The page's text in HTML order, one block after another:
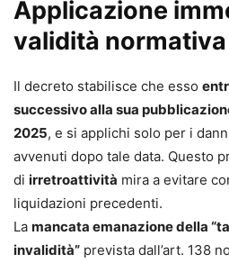
Applicazione
validità normativa
Il decreto stabilisce che esso
successivo alla sua
2025, e si applichi solo per i
avvenuti dopo tale data. Questo
di irretroattività mira a evitare
liquidazioni precedenti.
La mancata emanazione della
invalidità” prevista dall’art. 138